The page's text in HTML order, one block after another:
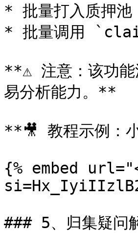
* 批量打入质押池
* 批量调用
**⚠️ 注意：该功能
易分析能力。**
**🎥 教程示例：
{% embed
### 5、归集疑问